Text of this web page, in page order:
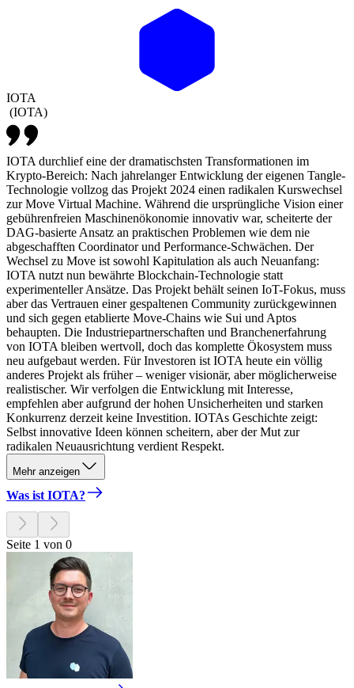
IOTA
(IOTA)
IOTA durchlief eine der dramatischsten Transformationen im
Krypto-Bereich: Nach jahrelanger Entwicklung der eigenen Tangle-
Technologie vollzog das Projekt 2024 einen radikalen Kurswechsel
zur Move Virtual Machine. Während die ursprüngliche Vision einer
gebührenfreien Maschinenökonomie innovativ war, scheiterte der
DAG-basierte Ansatz an praktischen Problemen wie dem nie
abgeschafften Coordinator und Performance-Schwächen. Der
Wechsel zu Move ist sowohl Kapitulation als auch Neuanfang:
IOTA nutzt nun bewährte Blockchain-Technologie statt
experimenteller Ansätze. Das Projekt behält seinen IoT-Fokus, muss
aber das Vertrauen einer gespaltenen Community zurückgewinnen
und sich gegen etablierte Move-Chains wie Sui und Aptos
behaupten. Die Industriepartnerschaften und Branchenerfahrung
von IOTA bleiben wertvoll, doch das komplette Ökosystem muss
neu aufgebaut werden. Für Investoren ist IOTA heute ein völlig
anderes Projekt als früher – weniger visionär, aber möglicherweise
realistischer. Wir verfolgen die Entwicklung mit Interesse,
empfehlen aber aufgrund der hohen Unsicherheiten und starken
Konkurrenz derzeit keine Investition. IOTAs Geschichte zeigt:
Selbst innovative Ideen können scheitern, aber der Mut zur
radikalen Neuausrichtung verdient Respekt.
Mehr anzeigen
Was ist IOTA?
Seite 1 von 0